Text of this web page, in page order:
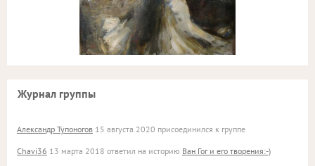
Журнал группы
Александр Тупоногов 15 августа 2020 присоединился к группе
Chavi36 13 марта 2018 ответил на историю Ван Гог и его творения:-)